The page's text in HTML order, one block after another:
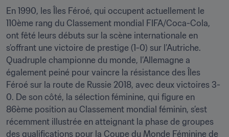
En 1990, les Îles Féroé, qui occupent actuellement le
110ème rang du Classement mondial FIFA/Coca-Cola,
ont fêté leurs débuts sur la scène internationale en
s’offrant une victoire de prestige (1-0) sur l’Autriche.
Quadruple championne du monde, l’Allemagne a
également peiné pour vaincre la résistance des Îles
Féroé sur la route de Russie 2018, avec deux victoires 3-
0. De son côté, la sélection féminine, qui figure en
86ème position au Classement mondial féminin, s’est
récemment illustrée en atteignant la phase de groupes
des qualifications pour la Coupe du Monde Féminine de